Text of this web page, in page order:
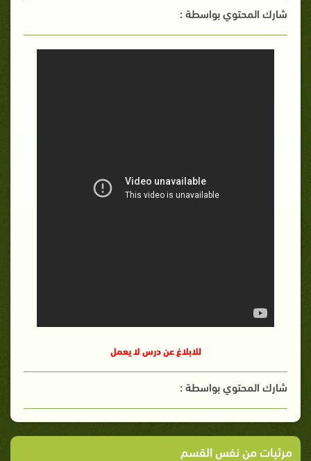
شارك المحتوي بواسطة :
للابلاغ عن درس لا يعمل
شارك المحتوي بواسطة :
مرئيات من نفس القسم